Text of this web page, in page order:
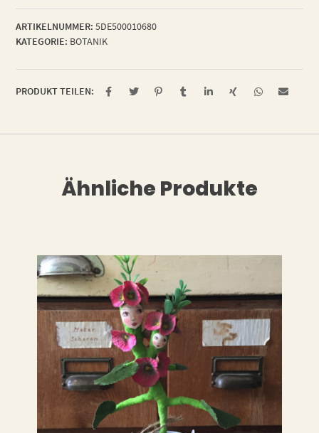
ARTIKELNUMMER: 5DE500010680
KATEGORIE: BOTANIK
PRODUKT TEILEN:
Ähnliche Produkte